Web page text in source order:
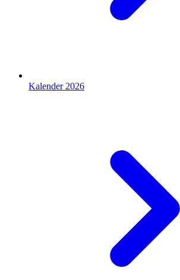
Kalender 2026